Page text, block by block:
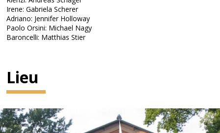
Irene: Gabriela Scherer
Adriano: Jennifer Holloway
Paolo Orsini: Michael Nagy
Baroncelli: Matthias Stier
Lieu